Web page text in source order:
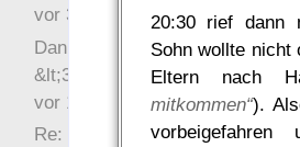
20:30 rief dann
Sohn wollte nicht
Eltern nach
mitkommen“).
vor 34 Wochen 5 Tage
Danke für das Statement
&lt;3
vor 1 Jahr 48 Wochen
Re: Hi Ich bin völlig neu